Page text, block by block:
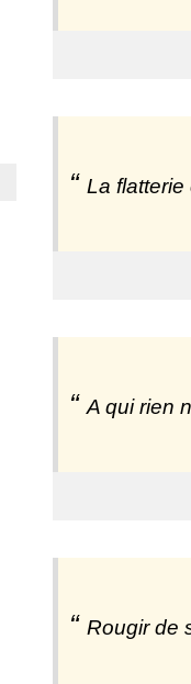
La flatterie
A qui rien
Rougir de